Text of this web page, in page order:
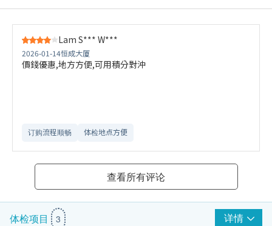
Lam S*** W***
2026-01-14恒成大厦
價錢優惠,地方方便,可用積分對沖
订购流程顺畅 体检地点方便
查看所有评论
体检项目 3 详情